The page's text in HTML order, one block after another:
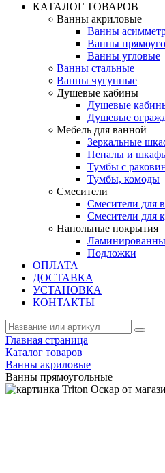
КАТАЛОГ ТОВАРОВ
Ванны акриловые
Ванны
Ванны
Ванны угловые
Ванны стальные
Ванны чугунные
Душевые кабины
Душевые
Душевые
Мебель для ванной
Зеркальные
Пеналы и
Тумбы с
Тумбы, комоды
Смесители
Смесители для
Смесители для
Напольные покрытия
Подложки
ОПЛАТА
ДОСТАВКА
УСТАНОВКА
КОНТАКТЫ
Главная страница
Каталог товаров
Ванны акриловые
Ванны прямоугольные